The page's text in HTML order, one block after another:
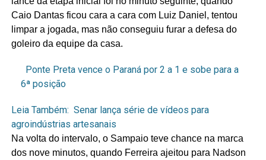
Caio Dantas ficou cara a cara com Luiz Daniel, tentou
limpar a jogada, mas não conseguiu furar a defesa do
goleiro da equipe da casa.
Ponte Preta vence o Paraná por 2 a 1 e sobe para a
6ª posição
Leia Também: Senar lança série de vídeos para
agroindústrias artesanais
Na volta do intervalo, o Sampaio teve chance na marca
dos nove minutos, quando Ferreira ajeitou para Nadson